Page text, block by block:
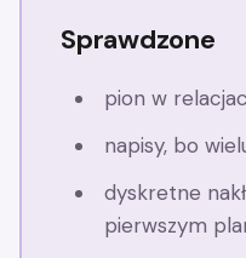
Sprawdzone
pion w
napisy, bo
dyskretne
pierwszym